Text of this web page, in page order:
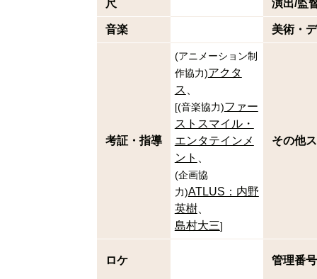
尺 演出/監
音楽 美術・
考証・指導
(アニメーション制
作協力)アクタ
ス
[(音楽協力)ファー
ストスマイル・
エンタテインメ
ント
(企画協
力)ATLUS：内野
英樹
島村大三]
その他
ロケ 管理番号